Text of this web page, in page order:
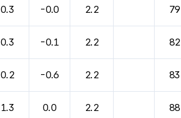
0.3 -0.0 2.2 79
0.3 -0.1 2.2 82
0.2 -0.6 2.2 83
1.3 0.0 2.2 88